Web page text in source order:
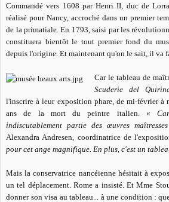
Commandé vers 1608 par Henri II, duc de
réalisé pour Nancy, accroché dans un premier
de la primatiale. En 1793, saisi par les
constituera bientôt le tout premier fond du
depuis l'origine. Et maintenant qu'on le sait, il va
Car le tableau de
Scuderie del
l'inscrire à leur exposition phare, de mi-février à
ans de la mort du peintre italien. «
indiscutablement partie des œuvres
Alexandra Andresen, coordinatrice de
pour cet ange magnifique. En plus, c'est un
Mais la conservatrice nancéienne hésitait à
un tel déplacement. Rome a insisté. Et Mme
donner son visa au tableau... à une condition :